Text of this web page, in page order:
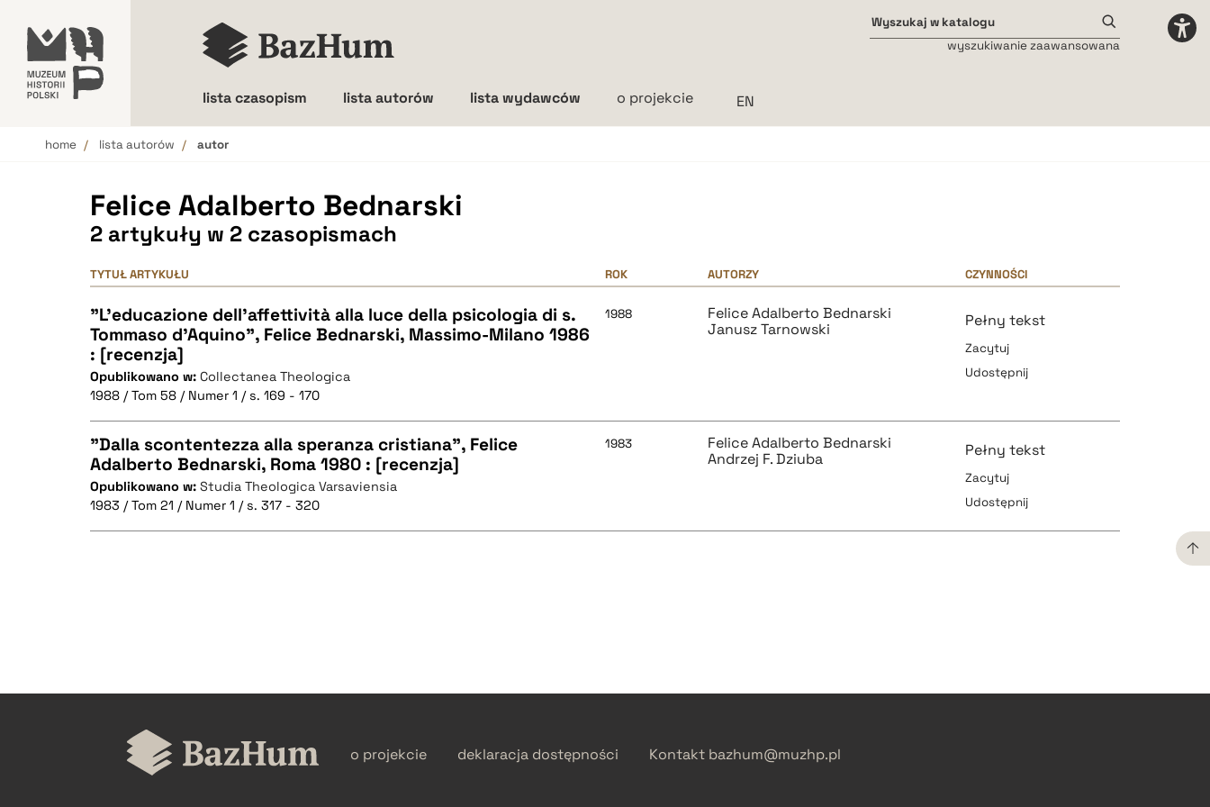
lista czasopism lista autorów lista wydawców o projekcie
wyszukiwanie zaawansowana
home lista autorów autor
Felice Adalberto Bednarski
2 artykuły w 2 czasopismach
TYTUŁ ARTYKUŁU ROK AUTORZY CZYNNOŚCI
"L'educazione dell'affettività alla luce della psicologia di s.
Tommaso d'Aquino", Felice Bednarski, Massimo-Milano 1986
: [recenzja]
Opublikowano w: Collectanea Theologica
1988 / Tom 58 / Numer 1 / s. 169 - 170
1988
Felice Adalberto Bednarski
Janusz Tarnowski
Pełny tekst
Zacytuj
Udostępnij
CZYSTY TEKST
pobierz cytat
"Dalla scontentezza alla speranza cristiana", Felice
Adalberto Bednarski, Roma 1980 : [recenzja]
Opublikowano w: Studia Theologica Varsaviensia
1983 / Tom 21 / Numer 1 / s. 317 - 320
1983
Felice Adalberto Bednarski
Andrzej F. Dziuba
Pełny tekst
Zacytuj
Udostępnij
BIBTEX
o projekcie deklaracja dostępności Kontakt bazhum@muzhp.pl